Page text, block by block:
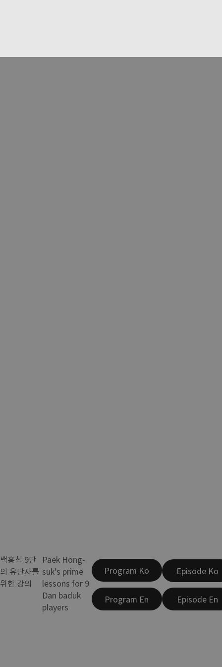
백홍석 9단
의 유단자를
위한 강의
Paek Hong-
suk's prime
lessons for 9
Dan baduk
players
Program Ko
Program En
Episode Ko
Episode En